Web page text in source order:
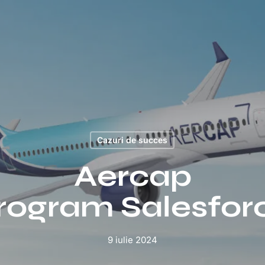
Cazuri de succes
Aercap
9 iulie 2024